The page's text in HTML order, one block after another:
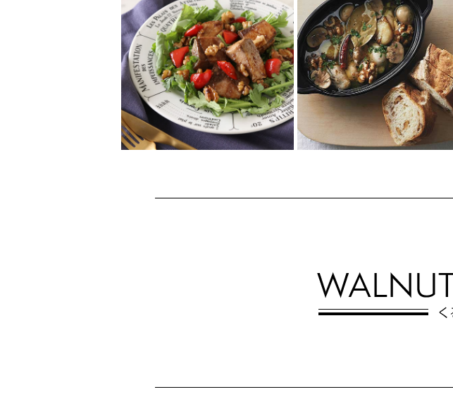
くるみ衣のサーモンフ
ィレ
サーモンについたくるみ衣の食
感がアクセントなレシピ。レモ
ンとディルの爽やかな風味にく
るみの香ばしさが...
くるみたっぷり！バタ
ー風味の田作り
田作り（ごまめ）とくるみを合
わせた和風レシピ。くるみも田
作りも良質なタンパク質を豊富
に含む栄養満点の...
り弱火で加熱し...